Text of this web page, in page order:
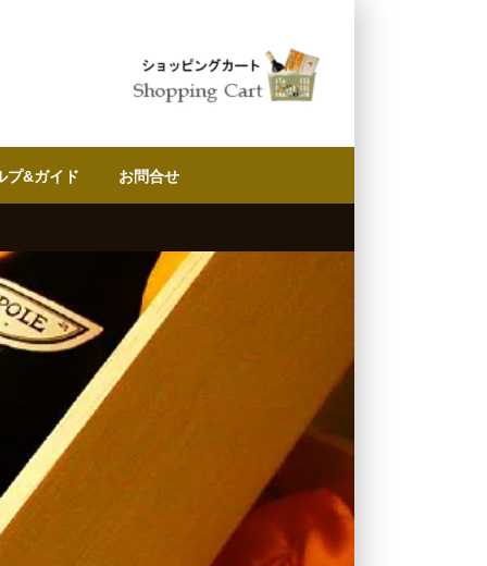
プ&ガイド お問合せ